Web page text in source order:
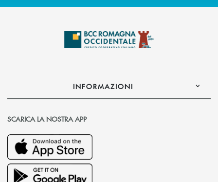
INFORMAZIONI
SCARICA LA NOSTRA APP